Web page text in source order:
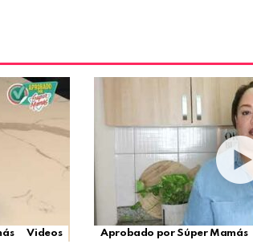
Videos Aprobado por Súper Mamás